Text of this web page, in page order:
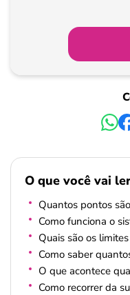
O que você vai
Quantos pontos
Como funciona o
Quais são os
Como saber
O que acontece
Como recorrer da